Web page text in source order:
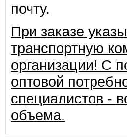
почту.
При заказе
транспортную
организации! С
оптовой
специалистов -
объема.